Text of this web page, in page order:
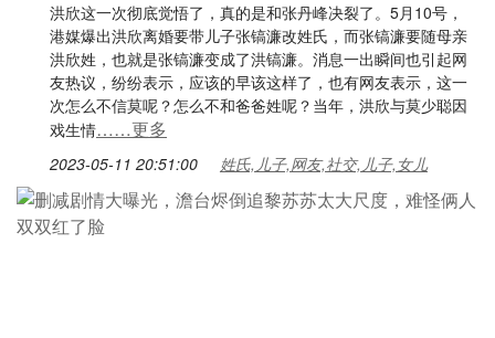
洪欣这一次彻底觉悟了，真的是和张丹峰决裂了。5月10号，
港媒爆出洪欣离婚要带儿子张镐濂改姓氏，而张镐濂要随母亲
洪欣姓，也就是张镐濂变成了洪镐濂。消息一出瞬间也引起网
友热议，纷纷表示，应该的早该这样了，也有网友表示，这一
次怎么不信莫呢？怎么不和爸爸姓呢？当年，洪欣与莫少聪因
戏生情……更多
2023-05-11 20:51:00 姓氏,儿子,网友,社交,儿子,女儿